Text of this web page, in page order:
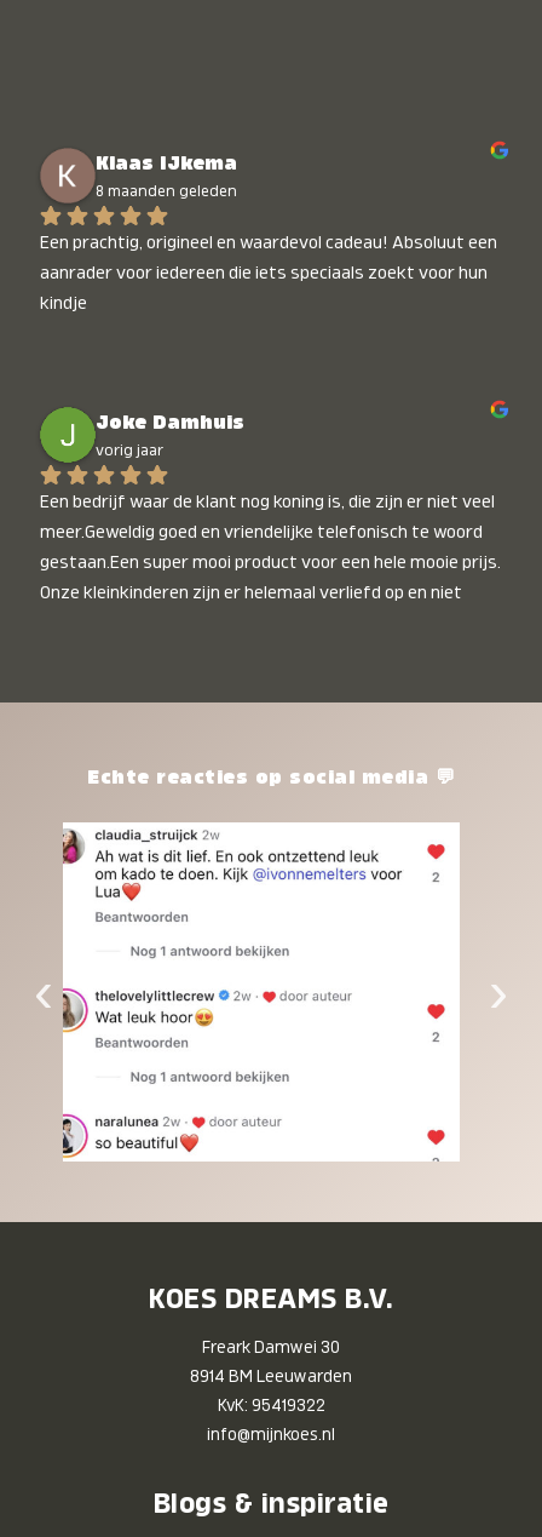
Klaas IJkema
8 maanden geleden
Een prachtig, origineel en waardevol cadeau! Absoluut een
aanrader voor iedereen die iets speciaals zoekt voor hun
kindje
Joke Damhuis
vorig jaar
Een bedrijf waar de klant nog koning is, die zijn er niet veel
meer.Geweldig goed en vriendelijke telefonisch te woord
gestaan.Een super mooi product voor een hele mooie prijs.
Onze kleinkinderen zijn er helemaal verliefd op en niet
het waard.Echte reacties op social media 💬
‹ ›
KOES DREAMS B.V.
Freark Damwei 30
8914 BM Leeuwarden
KvK: 95419322
info@mijnkoes.nl
Blogs & inspiratie